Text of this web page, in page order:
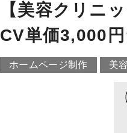
【美容クリニ
CV単価3,000円
ホームページ制作 美